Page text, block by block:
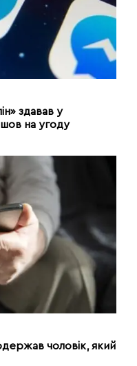
здавав у
на угоду
чоловік, який